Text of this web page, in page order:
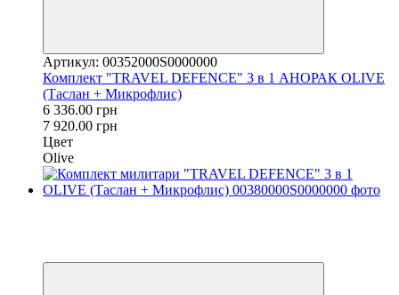
Артикул: 00352000S0000000
Комплект "TRAVEL DEFENCE" 3 в 1 АНОРАК OLIVE
(Таслан + Микрофлис)
6 336.00 грн
7 920.00 грн
Цвет
Olive